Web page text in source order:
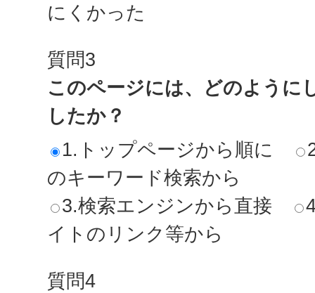
にくかった
質問3
このページには、どのように
したか？
1.トップページから順に
のキーワード検索から
3.検索エンジンから直接
イトのリンク等から
質問4